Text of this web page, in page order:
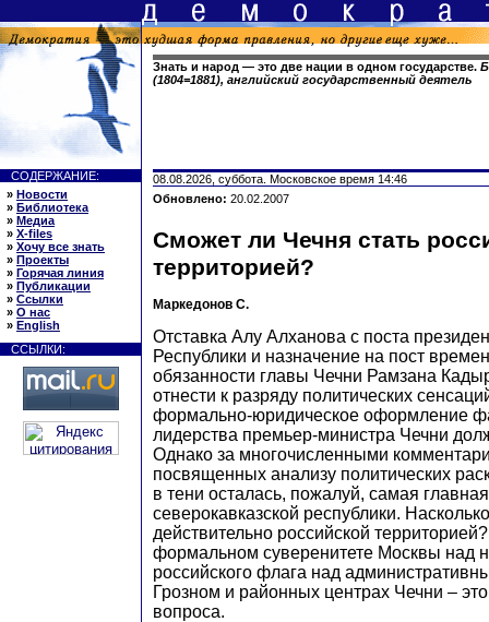
Знать и народ — это две нации в одном государстве.
(1804=1881), английский государственный деятель
СОДЕРЖАНИЕ:
» Новости
» Библиотека
» Медиа
» X-files
» Хочу все знать
» Проекты
» Горячая линия
» Публикации
» Ссылки
» О нас
» English
ССЫЛКИ:
08.08.2026, суббота. Московское время 14:46
Обновлено: 20.02.2007
Сможет ли Чечня стать
территорией?
Маркедонов С.
Отставка Алу Алханова с поста
Республики и назначение на пост
обязанности главы Чечни Рамзана
отнести к разряду политических
формально-юридическое оформление
лидерства премьер-министра Чечни
Однако за многочисленными
посвященных анализу политических
в тени осталась, пожалуй, самая
северокавказской республики.
действительно российской
формальном суверенитете Москвы над
российского флага над
Грозном и районных центрах Чечни –
вопроса.